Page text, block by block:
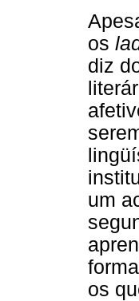
os
diz
um
os